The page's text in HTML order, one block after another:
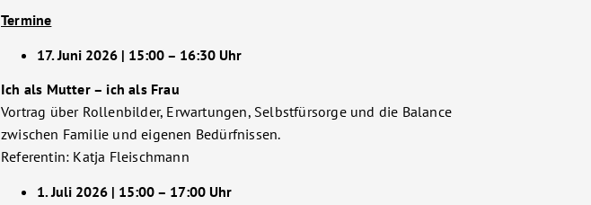
Termine
17. Juni 2026 | 15:00 – 16:30 Uhr
Ich als Mutter – ich als Frau
Vortrag über Rollenbilder, Erwartungen, Selbstfürsorge und die Balance
zwischen Familie und eigenen Bedürfnissen.
Referentin: Katja Fleischmann
1. Juli 2026 | 15:00 – 17:00 Uhr